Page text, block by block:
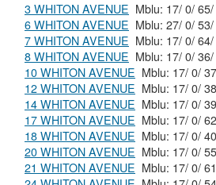
3 WHITON AVENUE
6 WHITON AVENUE
7 WHITON AVENUE
8 WHITON AVENUE
10 WHITON AVENUE
12 WHITON AVENUE
14 WHITON AVENUE
17 WHITON AVENUE
18 WHITON AVENUE
20 WHITON AVENUE
21 WHITON AVENUE